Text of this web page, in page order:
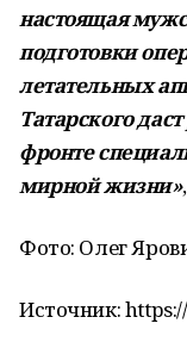
настоящая
подготовки
летательных
Татарского
фронте
мирной жизни»
Фото: Олег
Источник: